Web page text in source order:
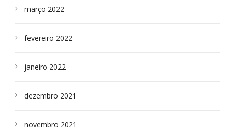
março 2022
fevereiro 2022
janeiro 2022
dezembro 2021
novembro 2021